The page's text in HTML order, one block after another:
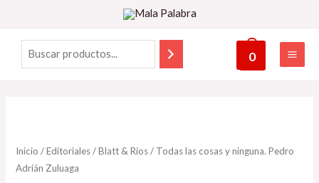
0
Inicio /Editoriales/Blatt & Rios/ Todas las cosas y ninguna. Pedro
Adrián Zuluaga